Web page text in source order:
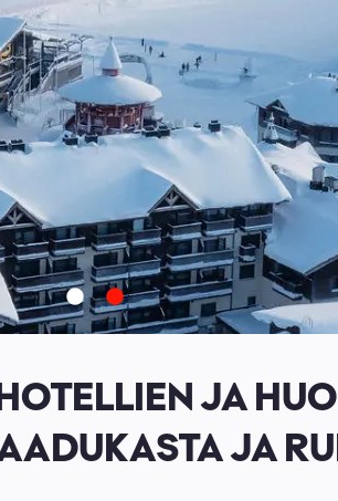
JA
JA